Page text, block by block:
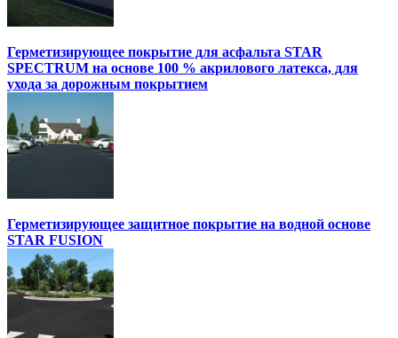
Герметизирующее покрытие для асфальта STAR
SPECTRUM на основе 100 % акрилового латекса, для
ухода за дорожным покрытием
Герметизирующее защитное покрытие на водной основе
STAR FUSION